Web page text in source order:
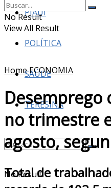
PIAUÍ
POLÍTICA
SAÚDE
TERESINA
No Result
No Result
View All Result
Home ECONOMIA
Desemprego
no trimestre
agosto,
Total de